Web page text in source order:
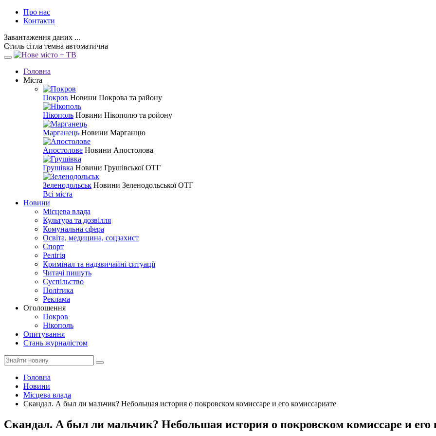
Про нас
Контакти
Завантаження даних ...
Стиль сітла темна автоматична
Головна
Міста
Покров Новини Покрова та району
Нікополь Новини Нікополю та ройону
Марганець Новини Марганцю
Апостолове Новини Апостолова
Грушівка Новини Грушівської ОТГ
Зеленодольськ Новини Зеленодольської ОТГ
Всі міста
Новини
Місцева влада
Культура та дозвілля
Комунальна сфера
Освіта, медицина, соцзахист
Спорт
Релігія
Кримінал та надзвичайні ситуації
Читачі пишуть
Суспільство
Політика
Реклама
Оголошення
Покров
Нікополь
Опитування
Стань журналістом
Головна
Новини
Місцева влада
Скандал. А был ли мальчик? Небольшая история о покровском комиссаре и его комиссариате
Скандал. А был ли мальчик? Небольшая история о покровском комиссаре и его